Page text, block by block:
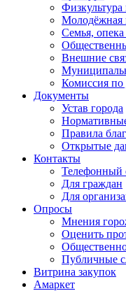
Физкультура
Молодёжная
Семья,
Внешние
Комиссия по
Документы
Устав города
Правила
Открытые
Контакты
Телефонный
Для граждан
Для
Опросы
Мнения
Оценить
Публичные
Витрина закупок
Амаркет